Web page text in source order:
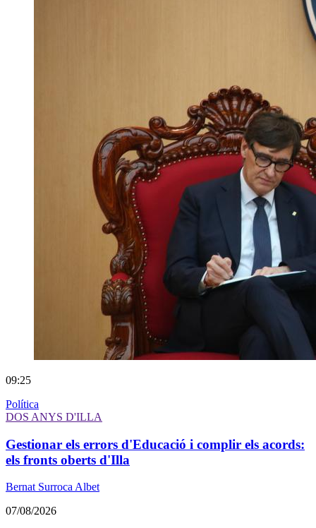
09:25
Política
DOS ANYS D'ILLA
Gestionar els errors d'Educació i complir els acords:
els fronts oberts d'Illa
Bernat Surroca Albet
07/08/2026